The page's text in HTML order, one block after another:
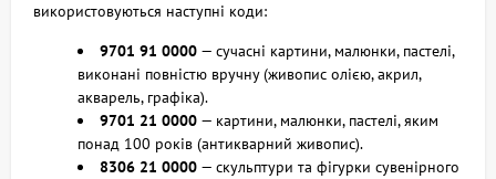
використовуються наступні коди:
9701 91 0000 — сучасні картини, малюнки, пастелі,
виконані повністю вручну (живопис олією, акрил,
акварель, графіка).
9701 21 0000 — картини, малюнки, пастелі, яким
понад 100 років (антикварний живопис).
8306 21 0000 — скульптури та фігурки сувенірного